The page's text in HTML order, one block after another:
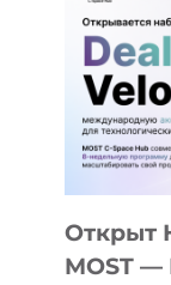
Открыт
MOST